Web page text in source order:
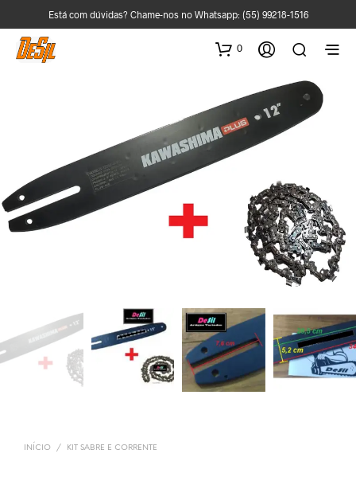
Está com dúvidas? Chame-nos no Whatsapp: (55) 99218-1516
0
INÍCIO / KIT SABRE E CORRENTE